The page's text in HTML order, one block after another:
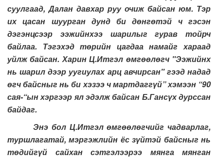
суулгаад, Далан давхар руу очиж байсан юм. Тэр
их цасан шуурган дунд би дөнгөтэй ч гэсэн
дэгэнцсээр ээжийнхээ шарилыг гурав тойрч
байлаа. Тэгэхэд төрийн цагдаа намайг хараад
уйлж байсан. Харин Ц.Итгэл өмгөөлөгч "Ээжийнх
нь шарил дээр уугиулах арц авчирсан" гээд надад
өгч байсныг нь би хэзээ ч мартдаггүй” хэмээн “90
сая-“ын хэргээр ял эдэлж байсан Б.Гансүх дурссан
байдаг.
Энэ бол Ц.Итгэл өмгөөлөгчийг чадварлаг,
туршлагатай, мэргэжлийн ёс зүйтэй байсныг нь
төдийгүй сайхан сэтгэлээрээ мянга мянган